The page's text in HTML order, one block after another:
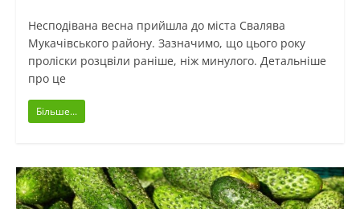
Несподівана весна прийшла до міста Свалява
Мукачівського району. Зазначимо, що цього року
проліски розцвіли раніше, ніж минулого. Детальніше
про це
Більше...